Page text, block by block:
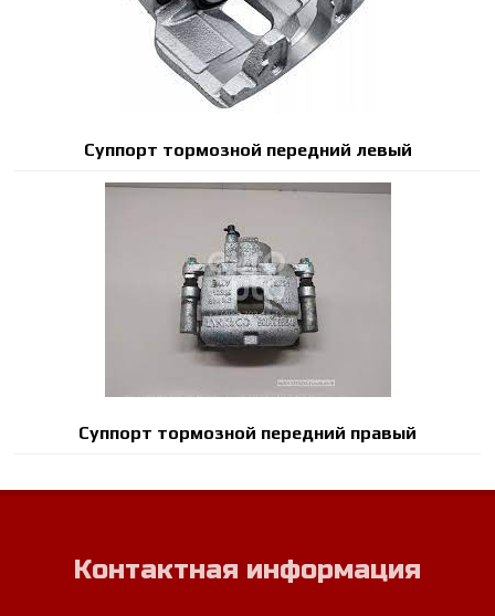
Суппорт тормозной передний левый
Суппорт тормозной передний правый
Контактная информация